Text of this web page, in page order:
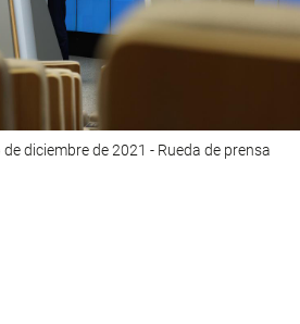
diciembre de 2021 - Rueda de prensa